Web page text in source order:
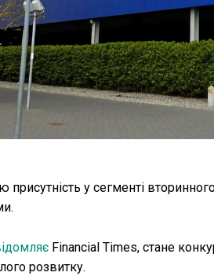
присутність у сегменті
Financial Times, стане
розвитку.